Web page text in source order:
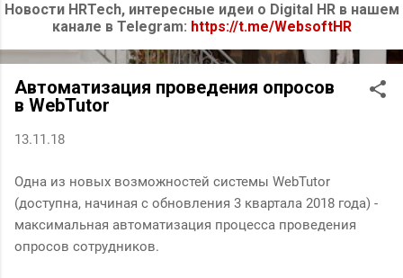
Новости HRTech, интересные идеи о Digital HR в нашем
канале в Telegram: https://t.me/WebsoftHR
Автоматизация проведения опросов
в WebTutor
13.11.18
Одна из новых возможностей системы WebTutor
(доступна, начиная с обновления 3 квартала 2018 года) -
максимальная автоматизация процесса проведения
опросов сотрудников.